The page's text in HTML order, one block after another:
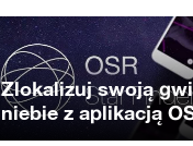
Zlokalizuj swoją
niebie z aplikacją